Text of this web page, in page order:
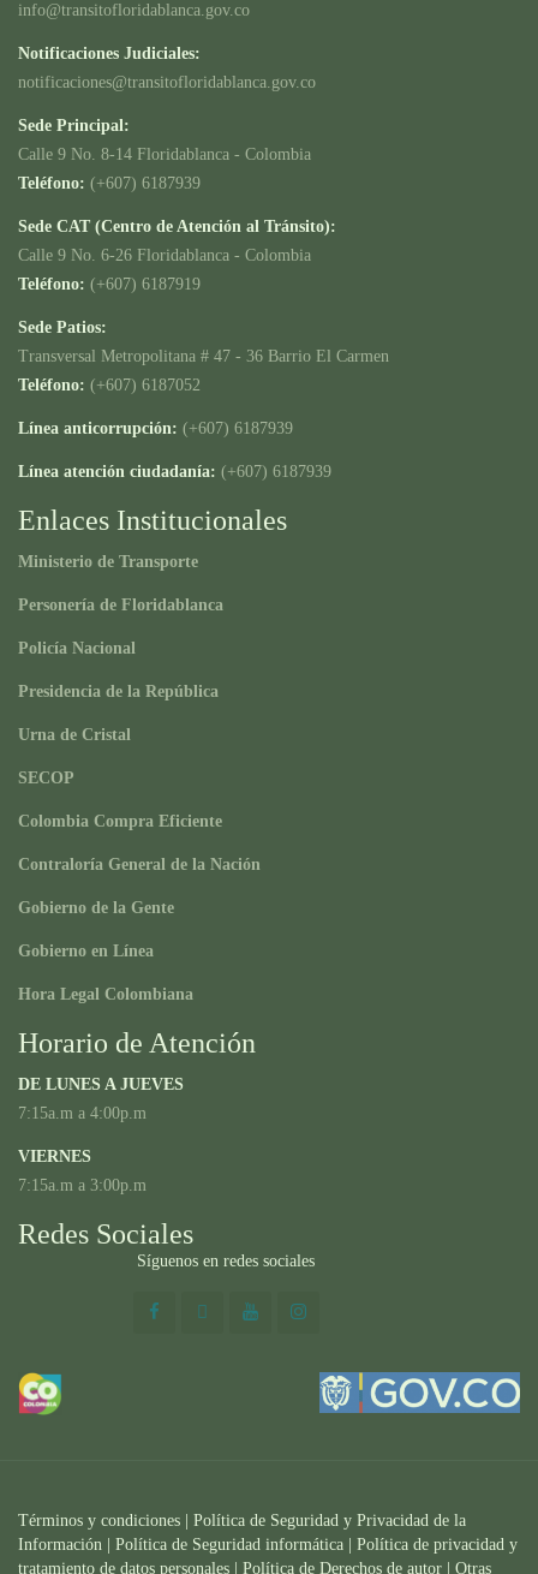
info@transitofloridablanca.gov.co
Notificaciones Judiciales:
notificaciones@transitofloridablanca.gov.co
Sede Principal:
Calle 9 No. 8-14 Floridablanca - Colombia
Teléfono: (+607) 6187939
Sede CAT (Centro de Atención al Tránsito):
Calle 9 No. 6-26 Floridablanca - Colombia
Teléfono: (+607) 6187919
Sede Patios:
Transversal Metropolitana # 47 - 36 Barrio El Carmen
Teléfono: (+607) 6187052
Línea anticorrupción: (+607) 6187939
Línea atención ciudadanía: (+607) 6187939
Enlaces Institucionales
Ministerio de Transporte
Personería de Floridablanca
Policía Nacional
Presidencia de la República
Urna de Cristal
SECOP
Colombia Compra Eficiente
Contraloría General de la Nación
Gobierno de la Gente
Gobierno en Línea
Hora Legal Colombiana
Horario de Atención
DE LUNES A JUEVES
7:15a.m a 4:00p.m
VIERNES
7:15a.m a 3:00p.m
Redes Sociales
Síguenos en redes sociales
Términos y condiciones
Política de Seguridad y Privacidad de la
Información
Política de Seguridad informática
Política de privacidad y
tratamiento de datos personales |
Política de Derechos de autor | Otras